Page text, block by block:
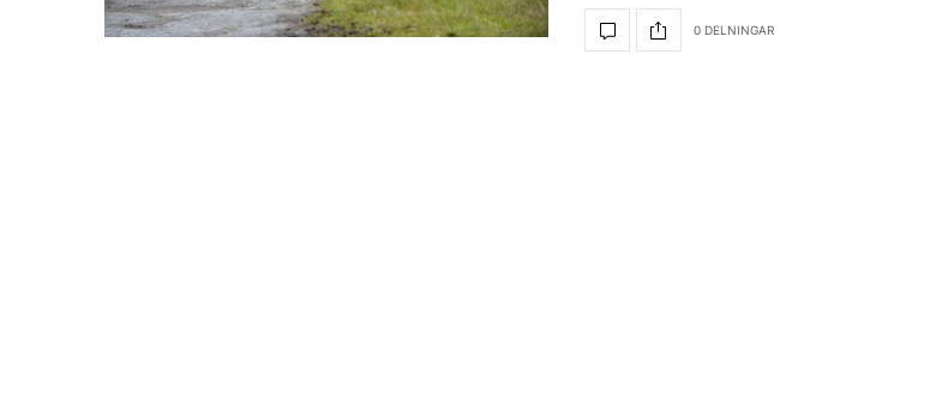
0 DELNINGAR